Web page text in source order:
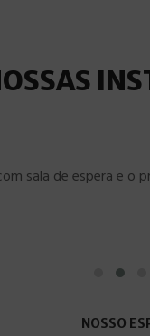
sala de espera e o
NOSSO